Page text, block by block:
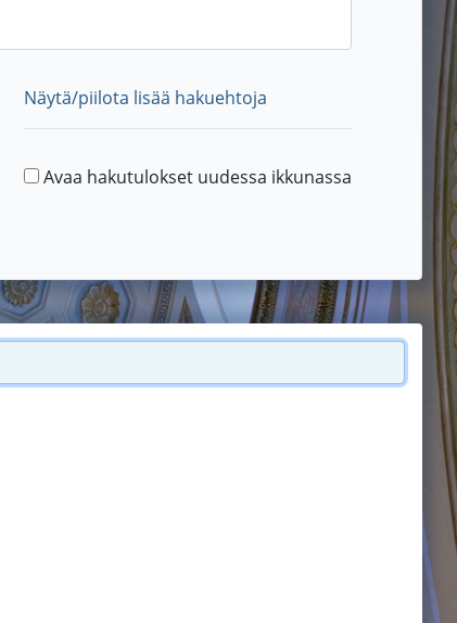
Näytä/piilota lisää hakuehtoja
Avaa hakutulokset uudessa ikkunassa